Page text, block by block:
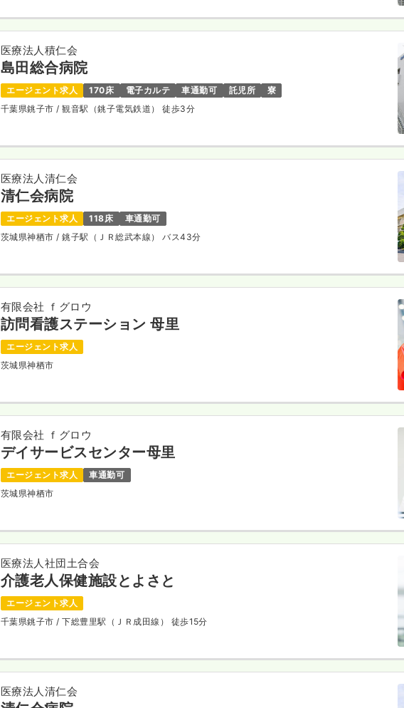
医療法人積仁会
島田総合病院
エージェント求人 170床 電子カルテ 車通勤可 託児所
寮
千葉県銚子市/ 観音駅（銚子電気鉄道） 徒歩3分
医療法人清仁会
清仁会病院
エージェント求人 118床
車通勤可
茨城県神栖市/ 銚子駅（ＪＲ総武本線） バス43分
有限会社 ｆグロウ
訪問看護ステーション 母里
エージェント求人
茨城県神栖市
有限会社 ｆグロウ
デイサービスセンター母里
エージェント求人
車通勤可
茨城県神栖市
医療法人社団土合会
介護老人保健施設とよさと
エージェント求人
千葉県銚子市/ 下総豊里駅（ＪＲ成田線） 徒歩15分
医療法人清仁会